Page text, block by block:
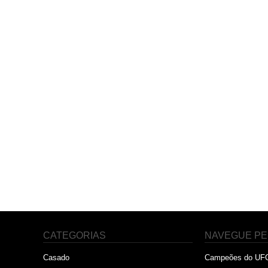
CATEGORIAS
Casado
NAVEGUE
Campeões do